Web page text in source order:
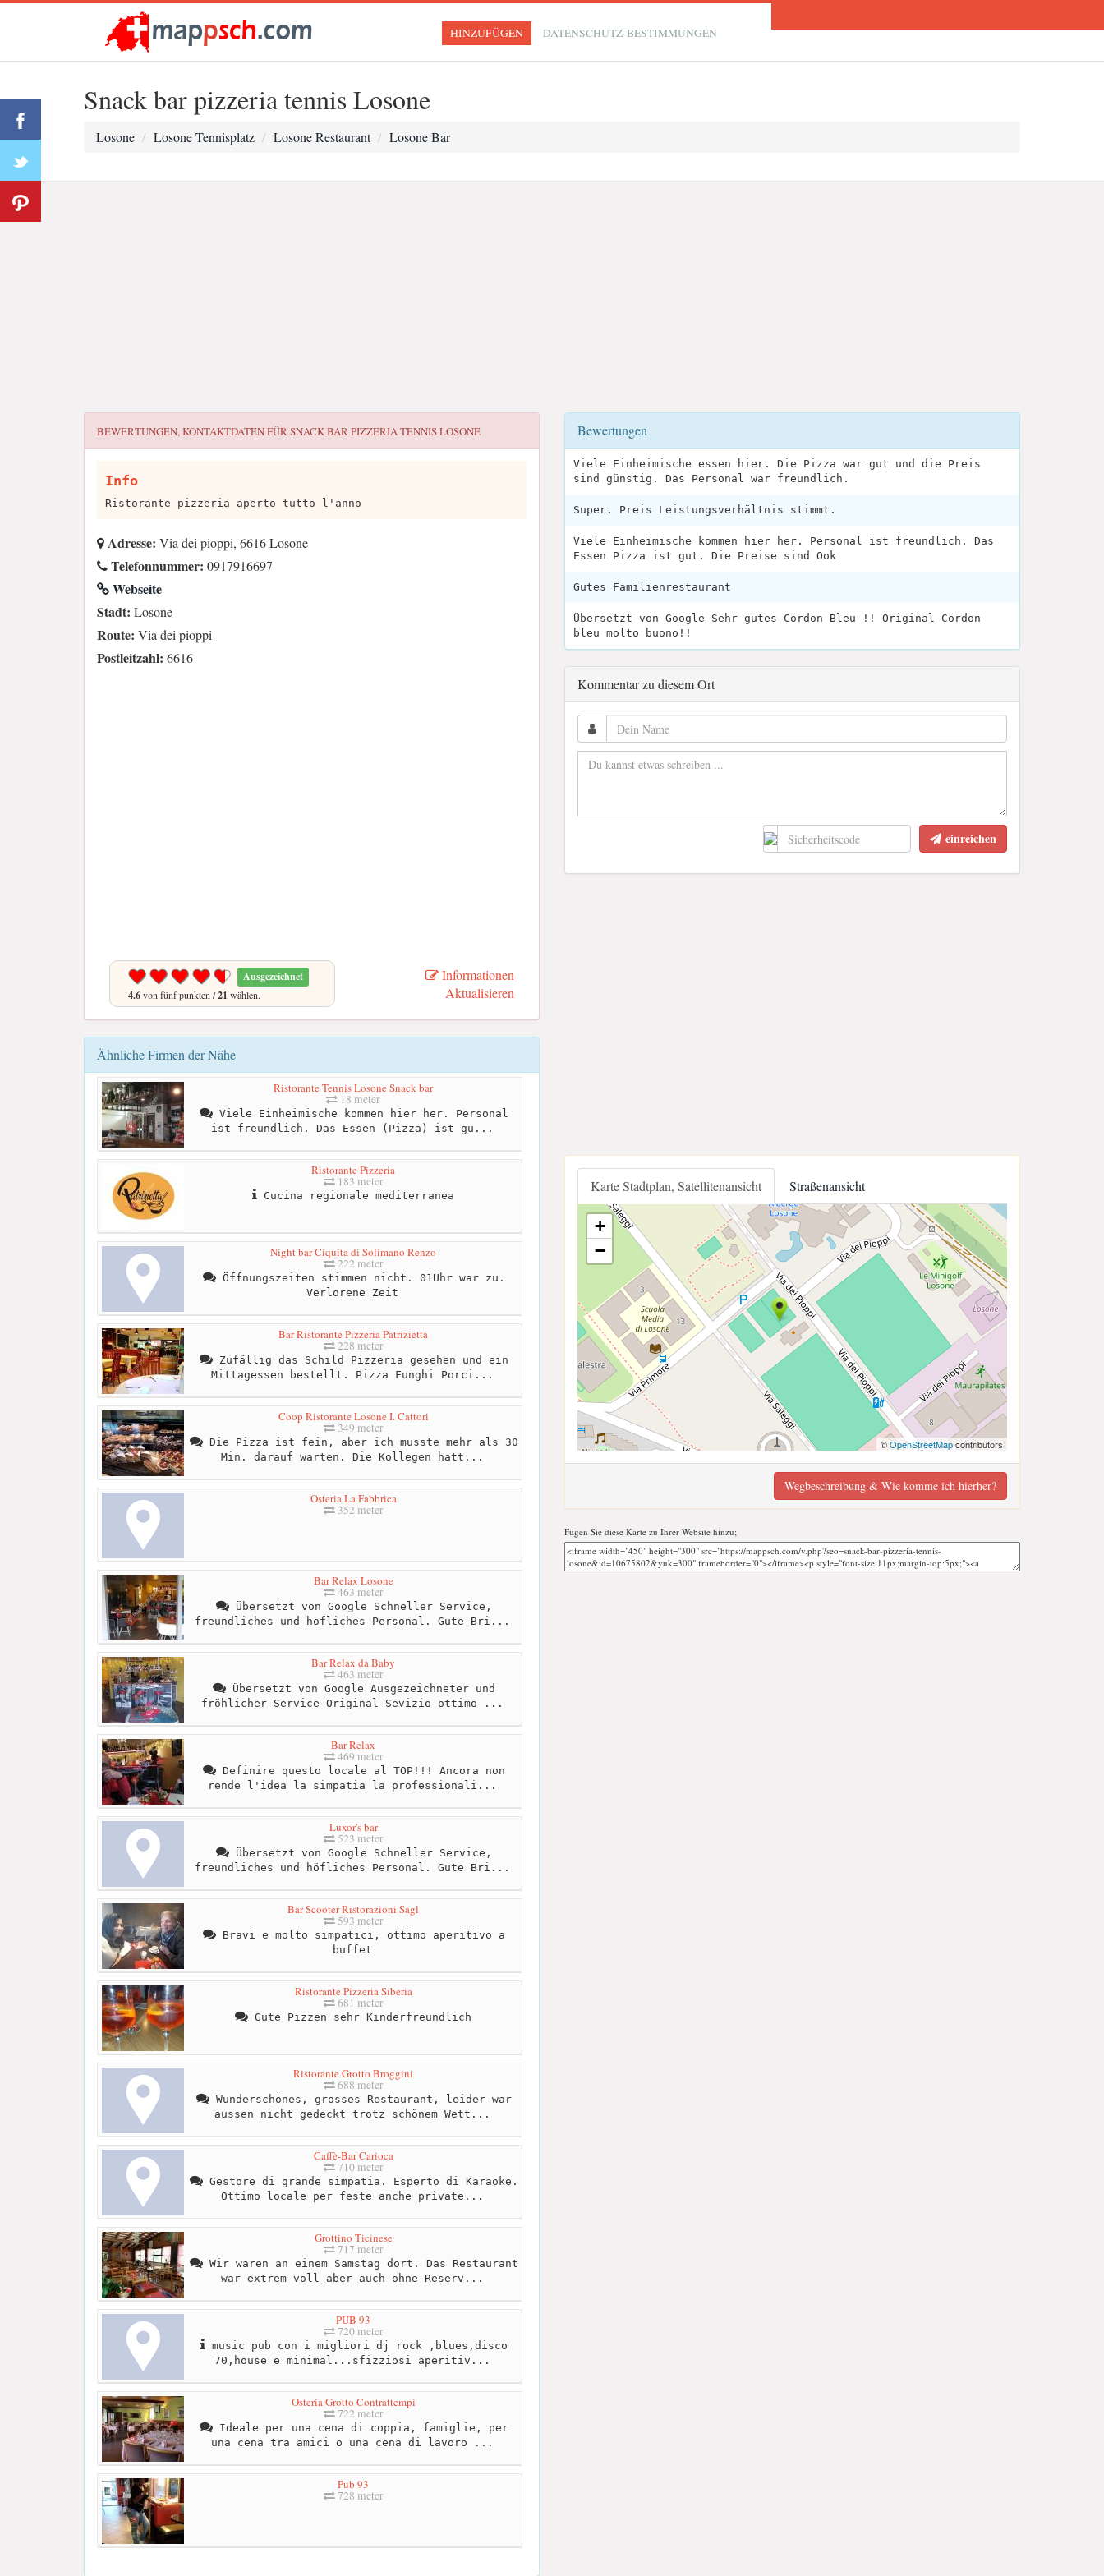
HINZUFÜGEN DATENSCHUTZ-BESTIMMUNGEN
Snack bar pizzeria tennis Losone
Losone Losone Tennisplatz Losone Restaurant Losone Bar
BEWERTUNGEN, KONTAKTDATEN FÜRSNACK BAR PIZZERIA TENNIS LOSONE
Info
Ristorante pizzeria aperto tutto l'anno
Adresse: Via dei pioppi, 6616 Losone
Telefonnummer: 0917916697
Webseite
Stadt: Losone
Route: Via dei pioppi
Postleitzahl: 6616
Ausgezeichnet
4.6von fünf punkten /21 wählen.
Informationen
Aktualisieren
Ähnliche Firmen der Nähe
Ristorante Tennis Losone Snack bar
18 meter
Viele Einheimische kommen hier her. Personal
ist freundlich. Das Essen (Pizza) ist gu...
Ristorante Pizzeria
183 meter
Cucina regionale mediterranea
Night bar Ciquita di Solimano Renzo
222 meter
Öffnungszeiten stimmen nicht. 01Uhr war zu.
Verlorene Zeit
Bar Ristorante Pizzeria Patrizietta
228 meter
Zufällig das Schild Pizzeria gesehen und ein
Mittagessen bestellt. Pizza Funghi Porci...
Coop Ristorante Losone I. Cattori
349 meter
Die Pizza ist fein, aber ich musste mehr als 30
Min. darauf warten. Die Kollegen hatt...
Osteria La Fabbrica
352 meter
Bar Relax Losone
463 meter
Übersetzt von Google Schneller Service,
freundliches und höfliches Personal. Gute Bri...
Bar Relax da Baby
463 meter
Übersetzt von Google Ausgezeichneter und
fröhlicher Service Original Sevizio ottimo ...
Bar Relax
469 meter
Definire questo locale al TOP!!! Ancora non
rende l'idea la simpatia la professionali...
Luxor's bar
523 meter
Übersetzt von Google Schneller Service,
freundliches und höfliches Personal. Gute Bri...
Bar Scooter Ristorazioni Sagl
593 meter
Bravi e molto simpatici, ottimo aperitivo a
buffet
Ristorante Pizzeria Siberia
681 meter
Gute Pizzen sehr Kinderfreundlich
Ristorante Grotto Broggini
688 meter
Wunderschönes, grosses Restaurant, leider war
aussen nicht gedeckt trotz schönem Wett...
Caffè-Bar Carioca
710 meter
Gestore di grande simpatia. Esperto di Karaoke.
Ottimo locale per feste anche private...
Grottino Ticinese
717 meter
Wir waren an einem Samstag dort. Das Restaurant
war extrem voll aber auch ohne Reserv...
PUB 93
720 meter
music pub con i migliori dj rock ,blues,disco
70,house e minimal...sfizziosi aperitiv...
Osteria Grotto Contrattempi
722 meter
Ideale per una cena di coppia, famiglie, per
una cena tra amici o una cena di lavoro ...
Pub 93
728 meter
Bewertungen
Viele Einheimische essen hier. Die Pizza war gut und die Preis
sind günstig. Das Personal war freundlich.
Super. Preis Leistungsverhältnis stimmt.
Viele Einheimische kommen hier her. Personal ist freundlich. Das
Essen Pizza ist gut. Die Preise sind Ook
Gutes Familienrestaurant
Übersetzt von Google Sehr gutes Cordon Bleu !! Original Cordon
bleu molto buono!!
Kommentar zu diesem Ort
einreichen
Karte Stadtplan, Satellitenansicht Straßenansicht
+
−
©OpenStreetMapcontributors
Wegbeschreibung & Wie komme ich hierher?
Fügen Sie diese Karte zu Ihrer Website hinzu;